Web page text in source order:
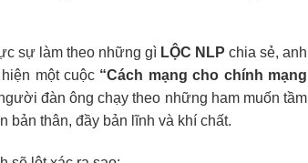
sự làm theo những gì LỘC NLP chia sẻ, anh
một cuộc “Cách mạng cho chính mạng
đàn ông chạy theo những ham muốn tầm
bản thân, đầy bản lĩnh và khí chất.